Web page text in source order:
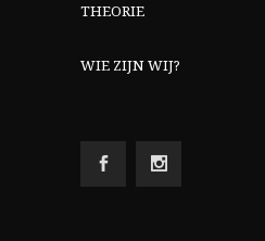
THEORIE
WIE ZIJN WIJ?